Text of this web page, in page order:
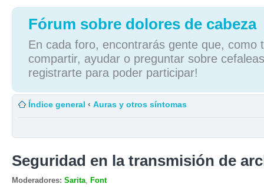
Fórum sobre dolores de cabeza
En cada foro, encontrarás gente que, como
compartir, ayudar o preguntar sobre
registrarte para poder participar!
Índice general ‹ Auras y otros síntomas
Seguridad en la transmisión de
Moderadores: Sarita Font